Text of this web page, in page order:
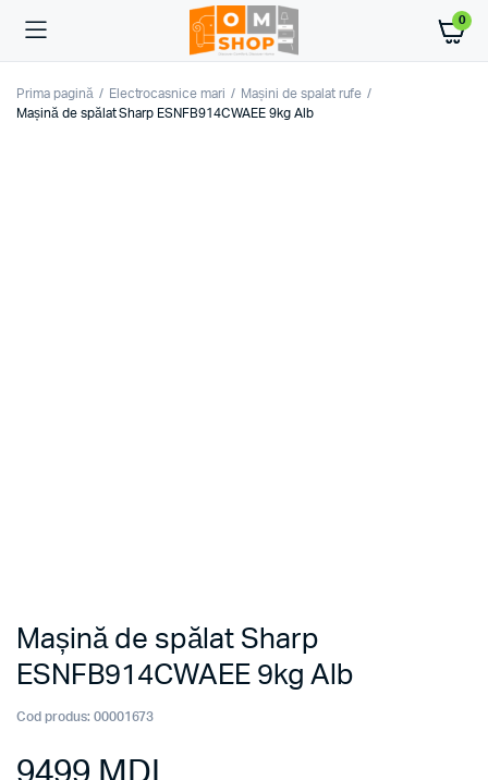
0
Prima pagină Electrocasnice mari
Mașini de spalat rufe
Mașină de spălat Sharp ESNFB914CWAEE 9kg Alb
Mașină de spălat Sharp
ESNFB914CWAEE 9kg Alb
Cod produs: 00001673